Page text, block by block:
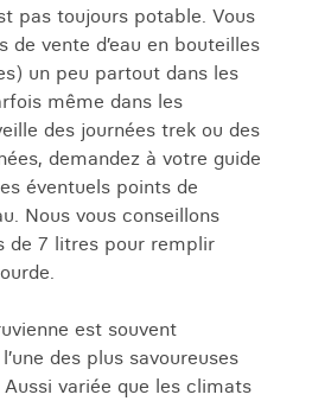
pas toujours potable. Vous
de vente d’eau en bouteilles
un peu partout dans les
même dans les
des journées trek ou des
demandez à votre guide
éventuels points de
Nous vous conseillons
de 7 litres pour remplir
est souvent
des plus savoureuses
Aussi variée que les climats